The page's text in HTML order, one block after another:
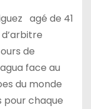
agé de 41
de
face au
du monde
pour chaque